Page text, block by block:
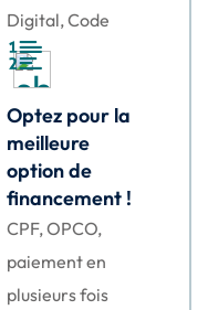
Digital, Code
Optez pour la
meilleure
option de
financement !
CPF, OPCO,
paiement en
plusieurs fois